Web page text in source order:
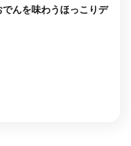
んを味わうほっこりデ